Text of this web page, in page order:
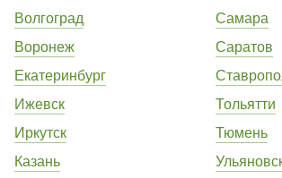
Волгоград
Воронеж
Екатеринбург
Ижевск
Иркутск
Казань
Самара
Саратов
Тольятти
Тюмень